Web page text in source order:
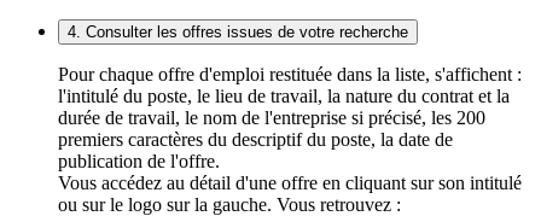
4. Consulter les offres issues de votre recherche
Pour chaque offre d'emploi restituée dans la liste, s'affichent :
l'intitulé du poste, le lieu de travail, la nature du contrat et la
durée de travail, le nom de l'entreprise si précisé, les 200
premiers caractères du descriptif du poste, la date de
publication de l'offre.
Vous accédez au détail d'une offre en cliquant sur son intitulé
ou sur le logo sur la gauche. Vous retrouvez :